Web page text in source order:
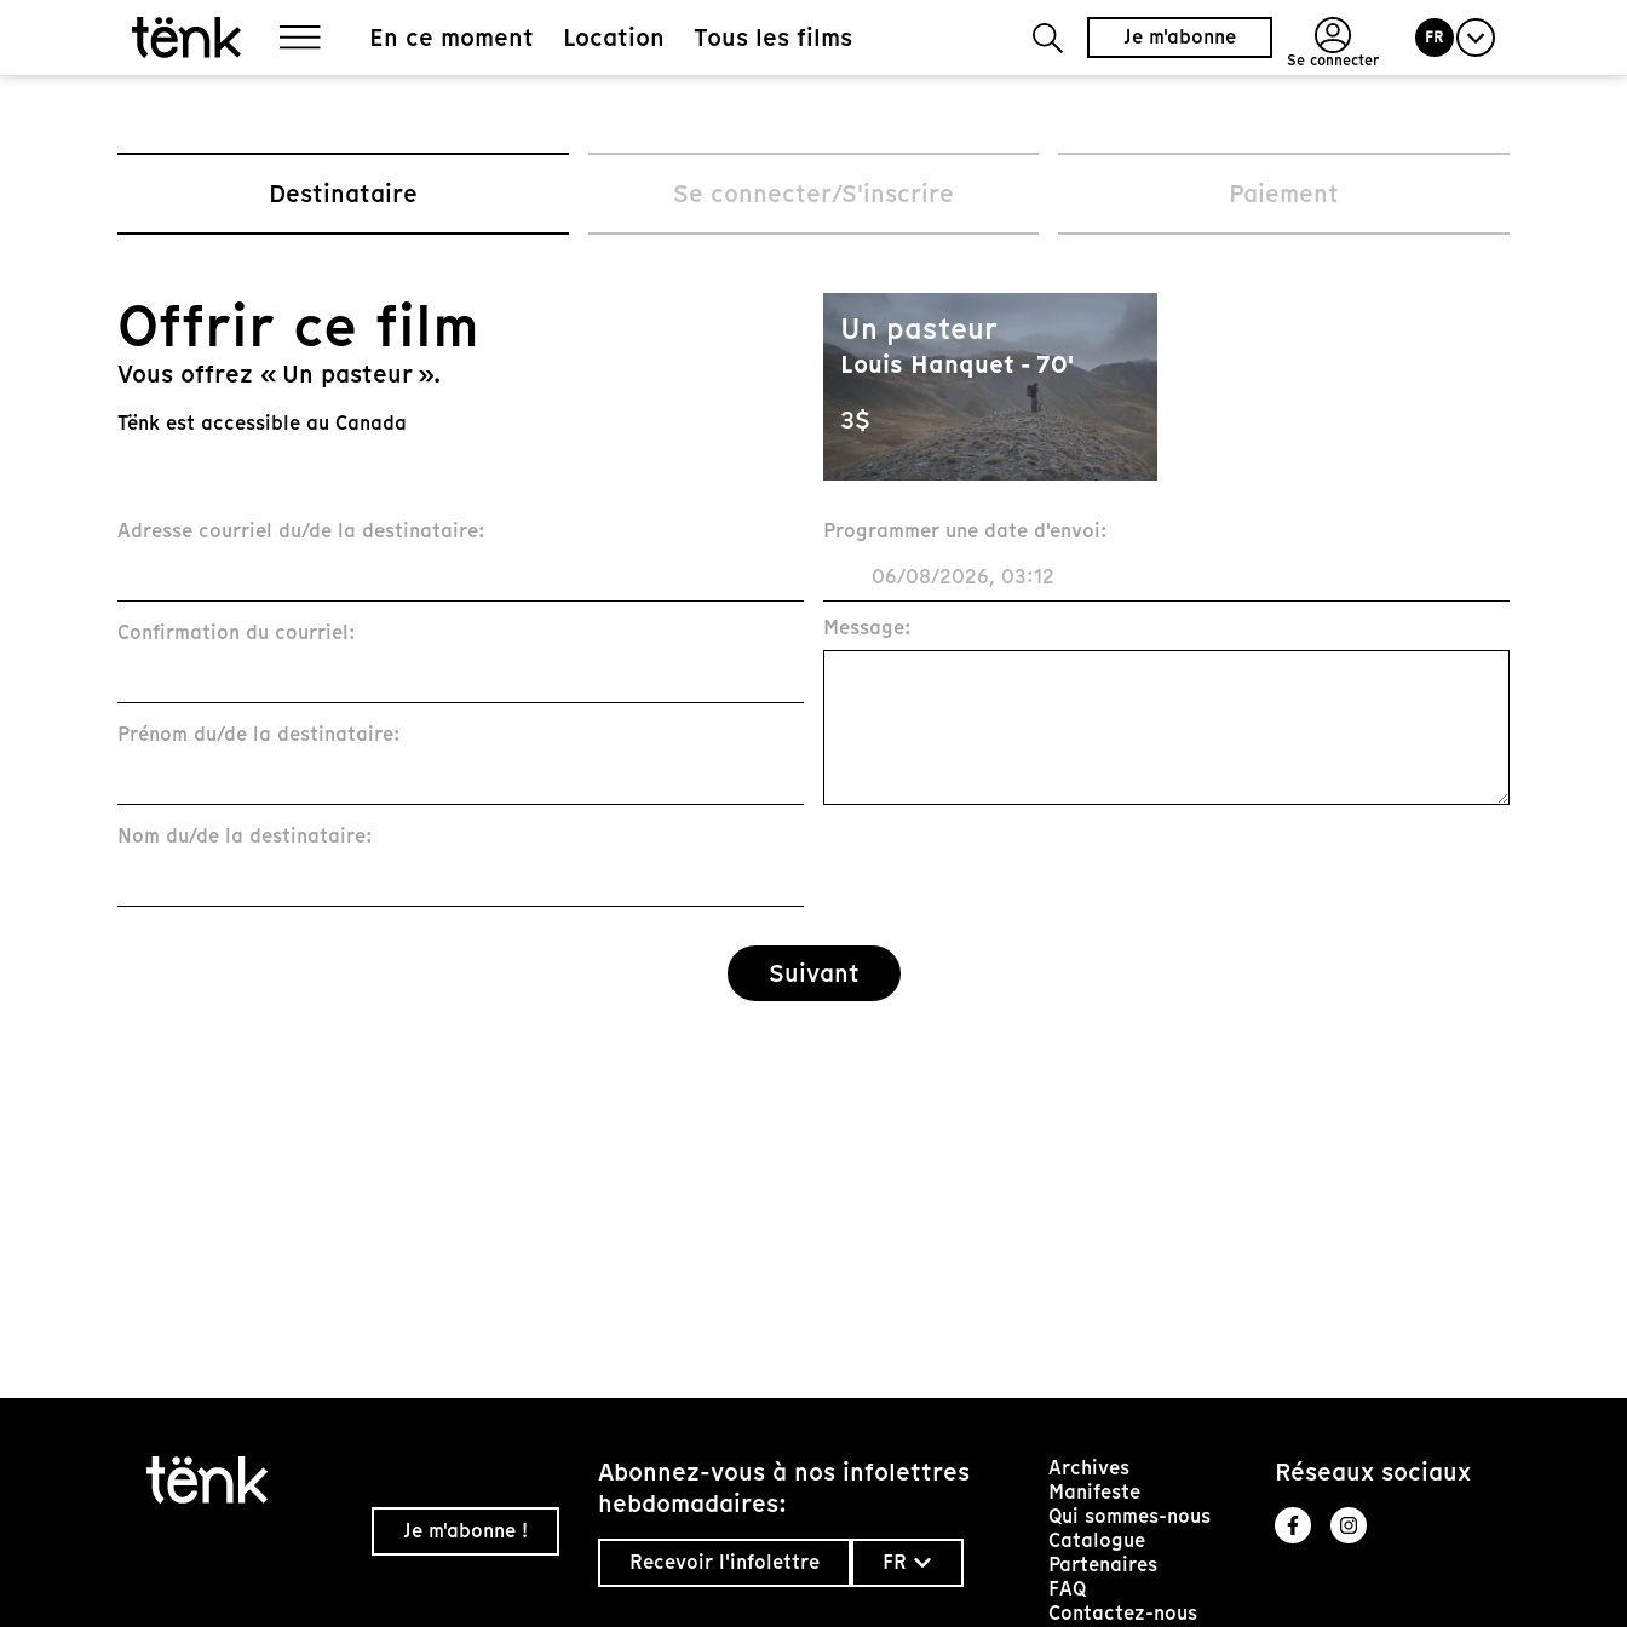
En ce moment Location Tous les films Je m'abonne
Se connecter
FR
Destinataire Se connecter/S'inscrire Paiement
Offrir ce film
Vous offrez « Un pasteur ».
Tënk est accessible au Canada
Un pasteur
Louis Hanquet - 70'
3$
Adresse courriel du/de la destinataire:
Confirmation du courriel:
Prénom du/de la destinataire:
Nom du/de la destinataire:
Programmer une date d'envoi:
Message:
Suivant
Je m'abonne !
Abonnez-vous à nos infolettres
hebdomadaires:
Recevoir l'infolettre FR
Archives
Manifeste
Qui sommes-nous
Catalogue
Partenaires
FAQ
Contactez-nous
Réseaux sociaux